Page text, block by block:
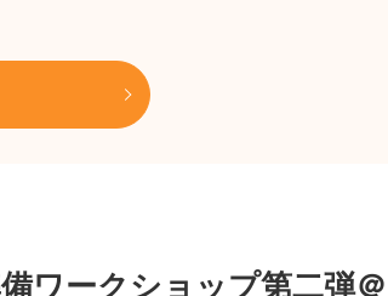
ワークショップ第二弾＠